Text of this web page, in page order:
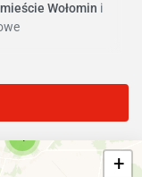
Wołomin i
+